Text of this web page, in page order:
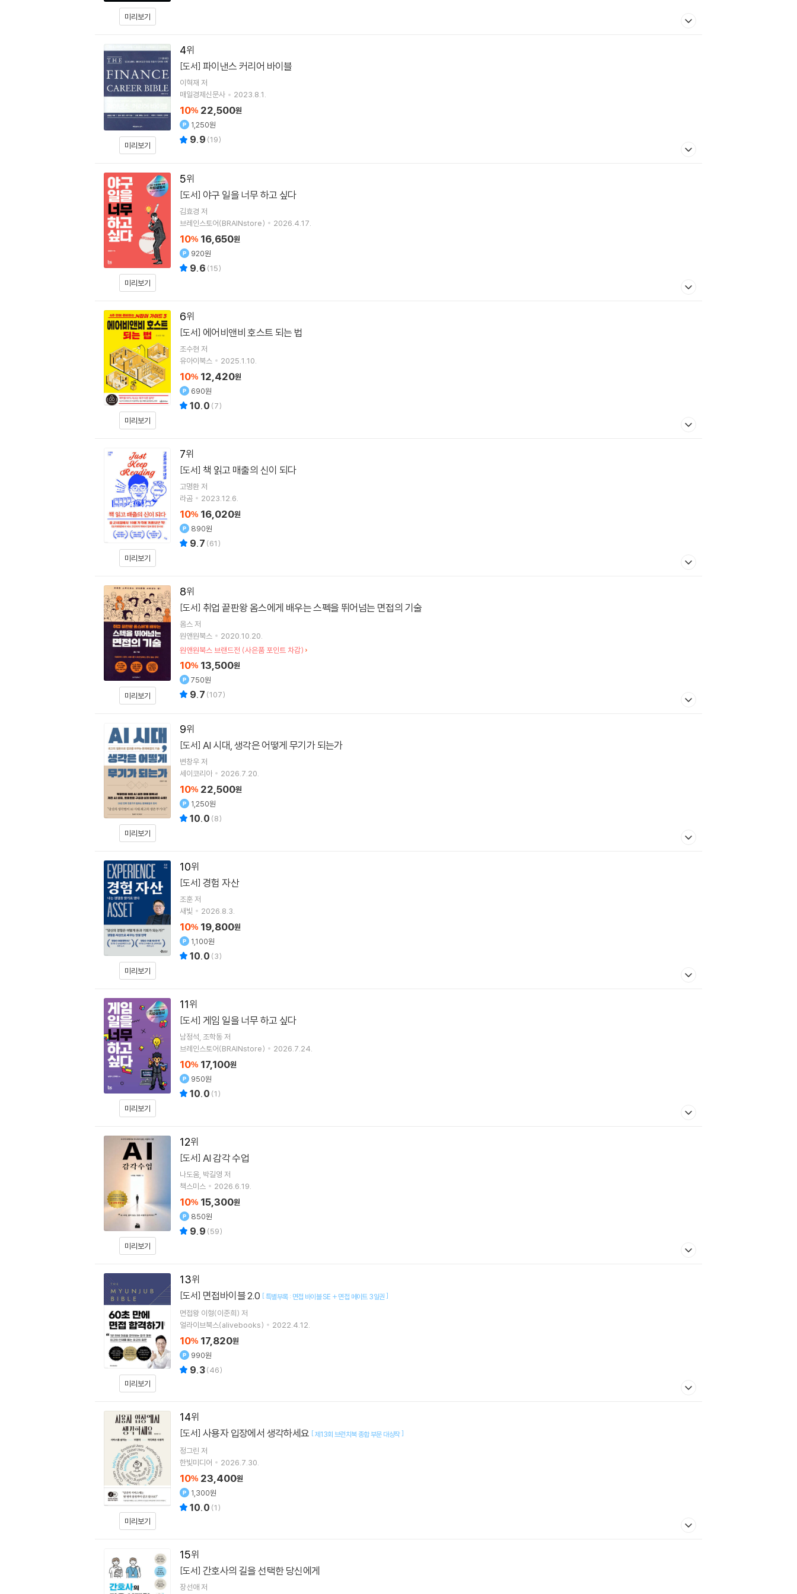
미리보기
4
미리보기
[도서] 파이낸스 커리어 바이블
이혁재 저
매일경제신문사
2023.8.1.
10% 22,500원
1,250원
9.9 (19)
5
미리보기
[도서] 야구 일을 너무 하고 싶다
김효경 저
브레인스토어(BRAINstore)
2026.4.17.
10% 16,650원
920원
9.6 (15)
6
미리보기
[도서] 에어비앤비 호스트 되는 법
조수현 저
유아이북스
2025.1.10.
10% 12,420원
690원
10.0 (7)
7
미리보기
[도서] 책 읽고 매출의 신이 되다
고명환저
라곰
2023.12.6.
10% 16,020원
890원
9.7 (61)
8
미리보기
[도서] 취업 끝판왕 옴스에게 배우는 스펙을 뛰어넘는 면접의 기술
옴스 저
원앤원북스
2020.10.20.
원앤원북스 브랜드전 (사은품 포인트 차감)
10% 13,500원
750원
9.7 (107)
9
미리보기
[도서] AI 시대, 생각은 어떻게 무기가 되는가
변창우저
세이코리아
2026.7.20.
10% 22,500원
1,250원
10.0 (8)
10
미리보기
[도서] 경험 자산
조훈저
새빛
2026.8.3.
10% 19,800원
1,100원
10.0 (3)
11
미리보기
[도서] 게임 일을 너무 하고 싶다
남정석 조학동저
브레인스토어(BRAINstore)
2026.7.24.
10% 17,100원
950원
10.0 (1)
12
미리보기
[도서] AI 감각 수업
나도움 박길영 저
책스미스
2026.6.19.
10% 15,300원
850원
9.9 (59)
13
미리보기
[도서] 면접바이블 2.0 [특별부록 : 면접 바이블 SE + 면접 메이트 3일권 ]
면접왕 이형(이준희) 저
얼라이브북스(alivebooks)
2022.4.12.
10% 17,820원
990원
9.3(46)
14
미리보기
[도서] 사용자 입장에서 생각하세요 [제13회 브런치북 종합 부문 대상작]
정그린 저
한빛미디어
2026.7.30.
10% 23,400원
1,300원
10.0 (1)
15
[도서] 간호사의 길을 선택한 당신에게
장선애저